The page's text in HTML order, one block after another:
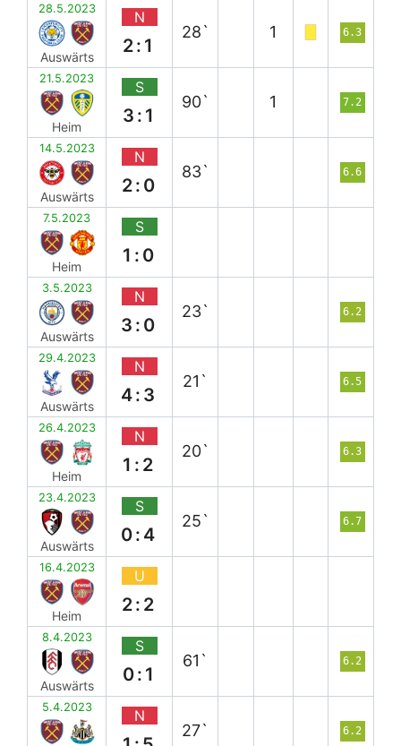
28.5.2023
Auswärts
N
2:1
28` 1 6.3
21.5.2023
Heim
S
3:1
90` 1 7.2
14.5.2023
Auswärts
N
2:0
83` 6.6
7.5.2023
Heim
S
1:0
3.5.2023
Auswärts
N
3:0
23` 6.2
29.4.2023
Auswärts
N
4:3
21` 6.5
26.4.2023
Heim
N
1:2
20` 6.3
23.4.2023
Auswärts
S
0:4
25` 6.7
16.4.2023
Heim
U
2:2
8.4.2023
Auswärts
S
0:1
61` 6.2
5.4.2023 N
27` 6.2